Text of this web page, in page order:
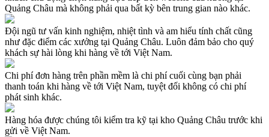
Quảng Châu mà không phải qua bất kỳ bên trung gian nào khác.
Đội ngũ tư vấn kinh nghiệm, nhiệt tình và am hiểu tính chất cũng
như đặc điểm các xưởng tại Quảng Châu. Luôn đảm bảo cho quý
khách sự hài lòng khi hàng về tới Việt Nam.
Chi phí đơn hàng trên phần mềm là chi phí cuối cùng bạn phải
thanh toán khi hàng về tới Việt Nam, tuyệt đối không có chi phí
phát sinh khác.
Hàng hóa được chúng tôi kiểm tra kỹ tại kho Quảng Châu trước khi
gửi về Việt Nam.